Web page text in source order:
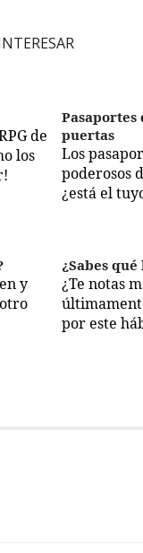
de
los
Pasaportes
puertas
Los
poderosos
¿está el
y
¿Sabes
¿Te notas
por este